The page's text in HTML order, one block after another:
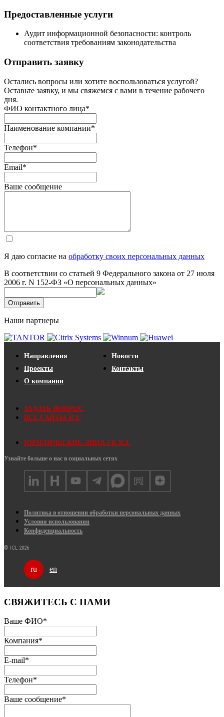
Предоставленные услуги
Аудит информационной безопасности: контроль
соответствия требованиям законодательства
Отправить заявку
Остались вопросы или хотите воспользоваться услугой?
Оставьте заявку, и мы свяжемся с вами в течение рабочего
дня.
ФИО контактного лица*
Наименование компании*
Телефон*
Email*
Ваше сообщение
Я даю согласие на обработку своих персональных данных
В соответствии со статьей 9 Федерального закона от 27 июля
2006 г. N 152-ФЗ «О персональных данных»
Отправить
Наши партнеры
Направления
Проекты
О компании
Новости
Контакты
ЗАДАТЬ ВОПРОС
ВСЕ САЙТЫ ICL
ЮРИДИЧЕСКИЕ ЛИЦА ГК ICL
Узнайте больше о нас в социальных сетях
Политика в отношении обработки персональных данных
Условия использования
Конфиденциальность
© ICL 2026
ru en
СВЯЖИТЕСЬ С НАМИ
Ваше ФИО*
Компания*
E-mail*
Телефон*
Ваше сообщение*